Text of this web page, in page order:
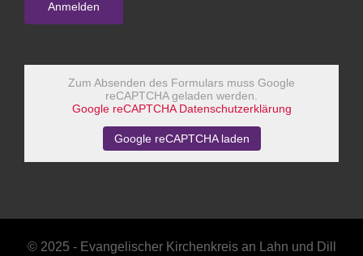
Zum Absenden des Formulars muss Google
reCAPTCHA geladen werden.
Google reCAPTCHA Datenschutzerklärung
Google reCAPTCHA laden
© 2025 - Evangelischer Kirchenkreis an Lahn und Dill